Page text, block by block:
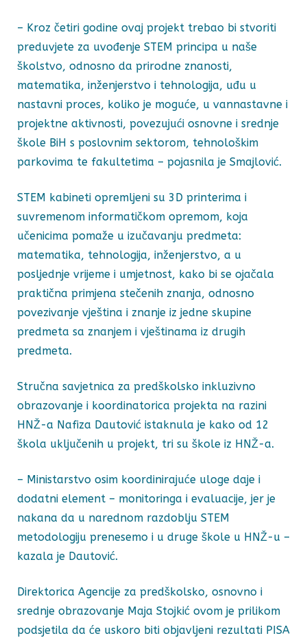
– Kroz četiri godine ovaj projekt trebao bi stvoriti
preduvjete za uvođenje STEM principa u naše
školstvo, odnosno da prirodne znanosti,
matematika, inženjerstvo i tehnologija, uđu u
nastavni proces, koliko je moguće, u vannastavne i
projektne aktivnosti, povezujući osnovne i srednje
škole BiH s poslovnim sektorom, tehnološkim
parkovima te fakultetima – pojasnila je Smajlović.
STEM kabineti opremljeni su 3D printerima i
suvremenom informatičkom opremom, koja
učenicima pomaže u izučavanju predmeta:
matematika, tehnologija, inženjerstvo, a u
posljednje vrijeme i umjetnost, kako bi se ojačala
praktična primjena stečenih znanja, odnosno
povezivanje vještina i znanje iz jedne skupine
predmeta sa znanjem i vještinama iz drugih
predmeta.
Stručna savjetnica za predškolsko inkluzivno
obrazovanje i koordinatorica projekta na razini
HNŽ-a Nafiza Dautović istaknula je kako od 12
škola uključenih u projekt, tri su škole iz HNŽ-a.
– Ministarstvo osim koordinirajuće uloge daje i
dodatni element – monitoringa i evaluacije, jer je
nakana da u narednom razdoblju STEM
metodologiju prenesemo i u druge škole u HNŽ-u –
kazala je Dautović.
Direktorica Agencije za predškolsko, osnovno i
srednje obrazovanje Maja Stojkić ovom je prilikom
podsjetila da će uskoro biti objavljeni rezultati PISA